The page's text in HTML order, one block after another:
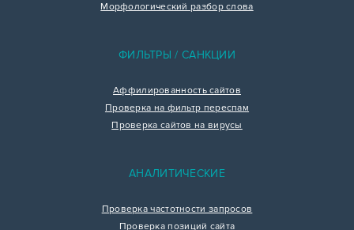
Морфологический разбор слова
ФИЛЬТРЫ / САНКЦИИ
Аффилированность сайтов
Проверка на фильтр переспам
Проверка сайтов на вирусы
АНАЛИТИЧЕСКИЕ
Проверка частотности запросов
Проверка позиций сайта